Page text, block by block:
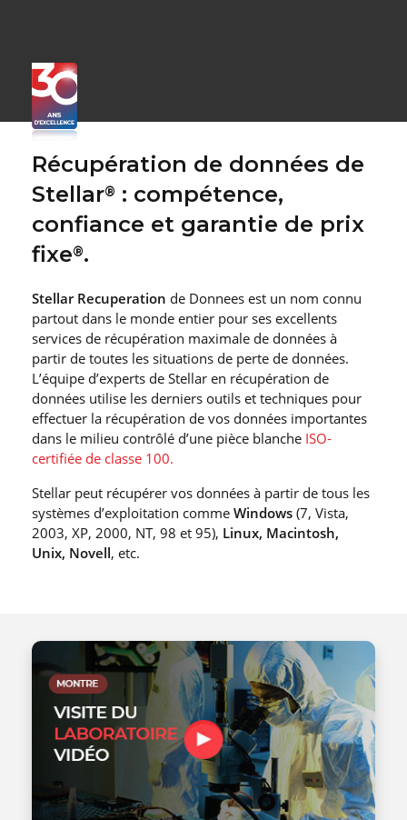
Récupération de données de
Stellar® : compétence,
confiance et garantie de prix
fixe®.
Stellar Recuperation de Donnees est un nom connu
partout dans le monde entier pour ses excellents
services de récupération maximale de données à
partir de toutes les situations de perte de données.
L’équipe d’experts de Stellar en récupération de
données utilise les derniers outils et techniques pour
effectuer la récupération de vos données importantes
dans le milieu contrôlé d’une pièce blanche ISO-
certifiée de classe 100.
Stellar peut récupérer vos données à partir de tous les
systèmes d’exploitation comme Windows(7, Vista,
2003, XP, 2000, NT, 98 et 95), Linux, Macintosh,
Unix, Novell, etc.